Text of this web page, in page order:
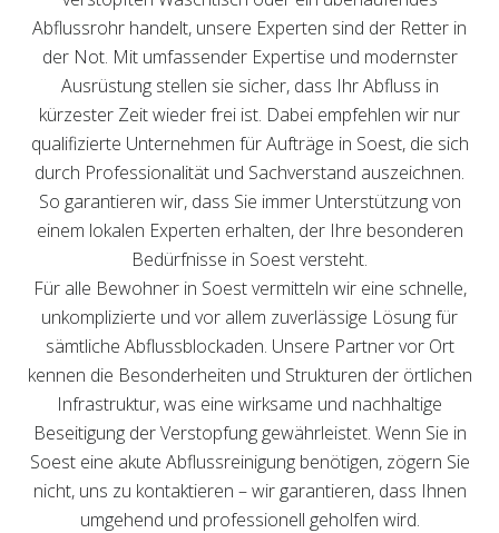
Abflussrohr handelt, unsere Experten sind der Retter in
der Not. Mit umfassender Expertise und modernster
Ausrüstung stellen sie sicher, dass Ihr Abfluss in
kürzester Zeit wieder frei ist. Dabei empfehlen wir nur
qualifizierte Unternehmen für Aufträge in Soest, die sich
durch Professionalität und Sachverstand auszeichnen.
So garantieren wir, dass Sie immer Unterstützung von
einem lokalen Experten erhalten, der Ihre besonderen
Bedürfnisse in Soest versteht.
Für alle Bewohner in Soest vermitteln wir eine schnelle,
unkomplizierte und vor allem zuverlässige Lösung für
sämtliche Abflussblockaden. Unsere Partner vor Ort
kennen die Besonderheiten und Strukturen der örtlichen
Infrastruktur, was eine wirksame und nachhaltige
Beseitigung der Verstopfung gewährleistet. Wenn Sie in
Soest eine akute Abflussreinigung benötigen, zögern Sie
nicht, uns zu kontaktieren – wir garantieren, dass Ihnen
umgehend und professionell geholfen wird.